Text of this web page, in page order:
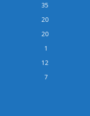
35
20
20
1
12
7